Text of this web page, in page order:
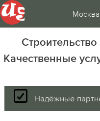
Москва
Качественные
Надёжные